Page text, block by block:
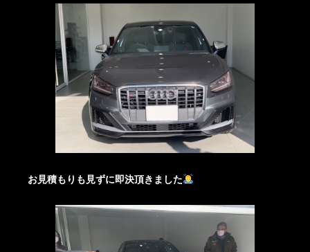
お見積もりも見ずに即決頂きました